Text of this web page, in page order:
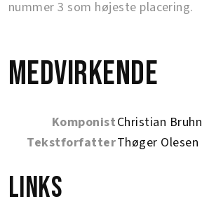
nummer 3 som højeste placering.
Medvirkende
KomponistChristian Bruhn
TekstforfatterThøger Olesen
Links